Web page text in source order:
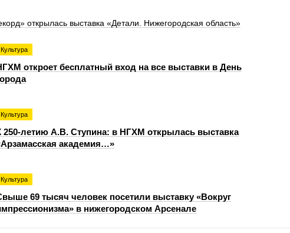
открылась выставка «Детали. Нижегородская область»
Культура
откроет бесплатный вход на все выставки в День
Культура
250-летию А.В. Ступина: в НГХМ открылась выставка
академия…»
Культура
69 тысяч человек посетили выставку «Вокруг
в нижегородском Арсенале